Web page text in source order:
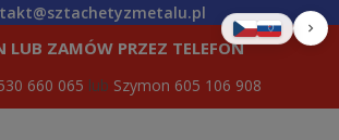
LUB ZAMÓW PRZEZ TELEFON
660 065 lub Szymon 605 106 908